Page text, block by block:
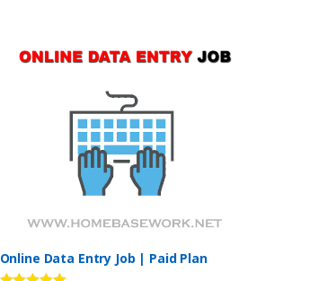
Online Data Entry Job | Paid Plan